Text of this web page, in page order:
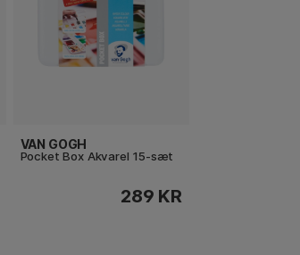
VAN GOGH
Pocket Box Akvarel 15-sæt
289 KR